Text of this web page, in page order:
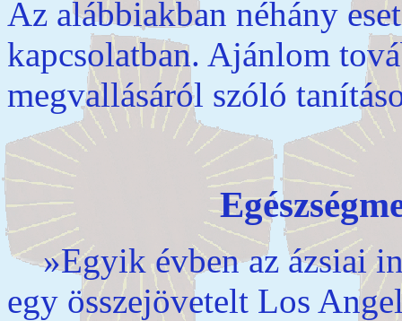
Az alábbiakban néhány
kapcsolatban. Ajánlom
megvallásáról szóló
»Egyik évben az ázsiai
egy összejövetelt Los